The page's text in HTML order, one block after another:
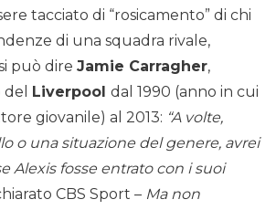
tacciato di “rosicamento” di chi
di una squadra rivale,
può dire Jamie Carragher,
Liverpool dal 1990 (anno in cui
giovanile) al 2013: “A volte,
o una situazione del genere, avrei
Alexis fosse entrato con i suoi
CBS Sport – Ma non